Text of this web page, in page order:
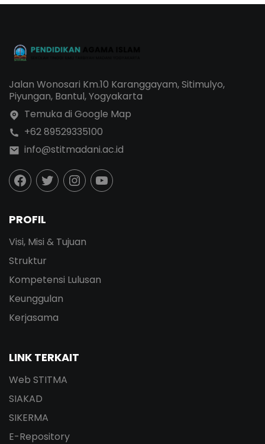
Jalan Wonosari Km.10 Karanggayam, Sitimulyo,
Piyungan, Bantul, Yogyakarta
Temuka di Google Map
+62 89529335100
info@stitmadani.ac.id
PROFIL
Visi, Misi & Tujuan
Struktur
Kompetensi Lulusan
Keunggulan
Kerjasama
LINK TERKAIT
Web STITMA
SIAKAD
SIKERMA
E-Repository